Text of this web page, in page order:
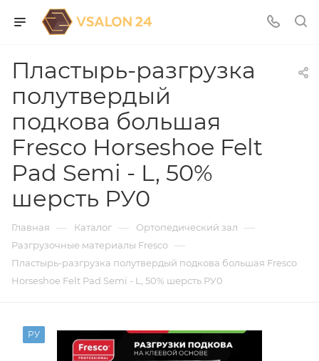
Пластырь-разгрузка
полутвердый
подкова большая
Fresco Horseshoe Felt
Pad Semi - L, 50%
шерсть РУ0
Главная — Каталог — Ортопедический зал —
Разгрузочные материалы Fresco —
Пластырь-разгрузка полутвердый подкова большая Fresco
Horseshoe Felt Pad Semi - L, 50% шерсть РУ0
РУ